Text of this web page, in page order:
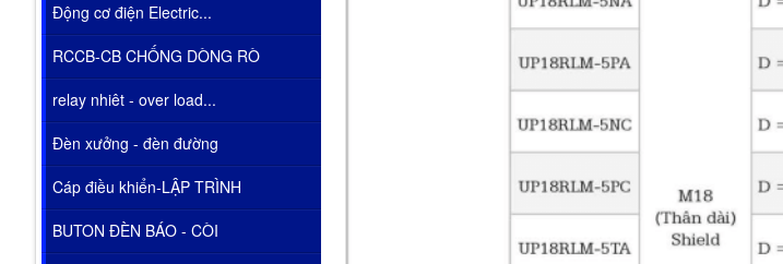
Động cơ điện Electric...
RCCB-CB CHỐNG DÒNG RÒ
relay nhiêt - over load...
Đèn xưởng - đèn đường
Cáp điều khiển-LẬP TRÌNH
BUTON ĐÈN BÁO - CÒI